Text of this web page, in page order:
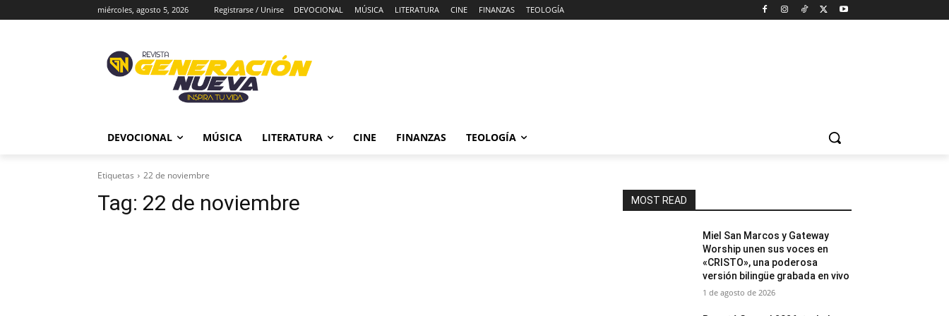
miércoles, agosto 5, 2026 Registrarse / Unirse DEVOCIONAL MÚSICA LITERATURA CINE FINANZAS TEOLOGÍA
DEVOCIONAL MÚSICA LITERATURA CINE FINANZAS TEOLOGÍA
Etiquetas 22 de noviembre
Tag: 22 de noviembre MOST READ
Miel San Marcos y Gateway
Worship unen sus voces en
«CRISTO», una poderosa
versión bilingüe grabada en vivo
1 de agosto de 2026